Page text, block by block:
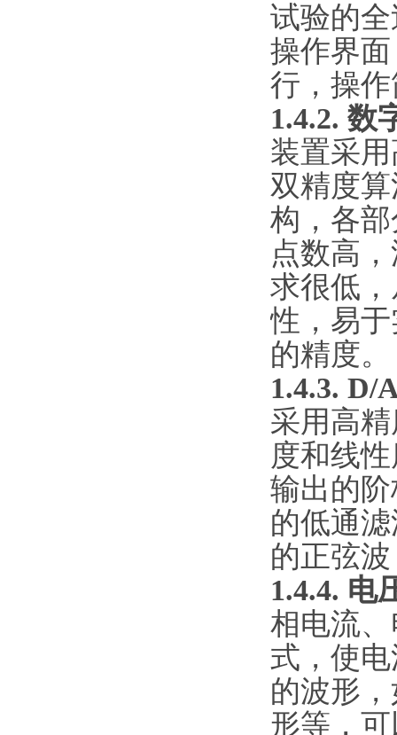
试验的
操作界
行，操
1.4.2. 数
装置采
双精度
构，各
点数高
求很低
性，易
的精度。
1.4.3. D/
采用高
度和线
输出的
的低通
的正弦
1.4.4. 电
相电流
式，使
的波形
形等，